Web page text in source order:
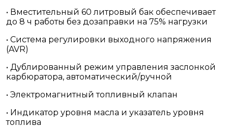
• Вместительный 60 литровый бак обеспечивает
до 8 ч работы без дозаправки на 75% нагрузки
• Система регулировки выходного напряжения
(AVR)
• Дублированный режим управления заслонкой
карбюратора, автоматический/ручной
• Электромагнитный топливный клапан
• Индикатор уровня масла и указатель уровня
топлива